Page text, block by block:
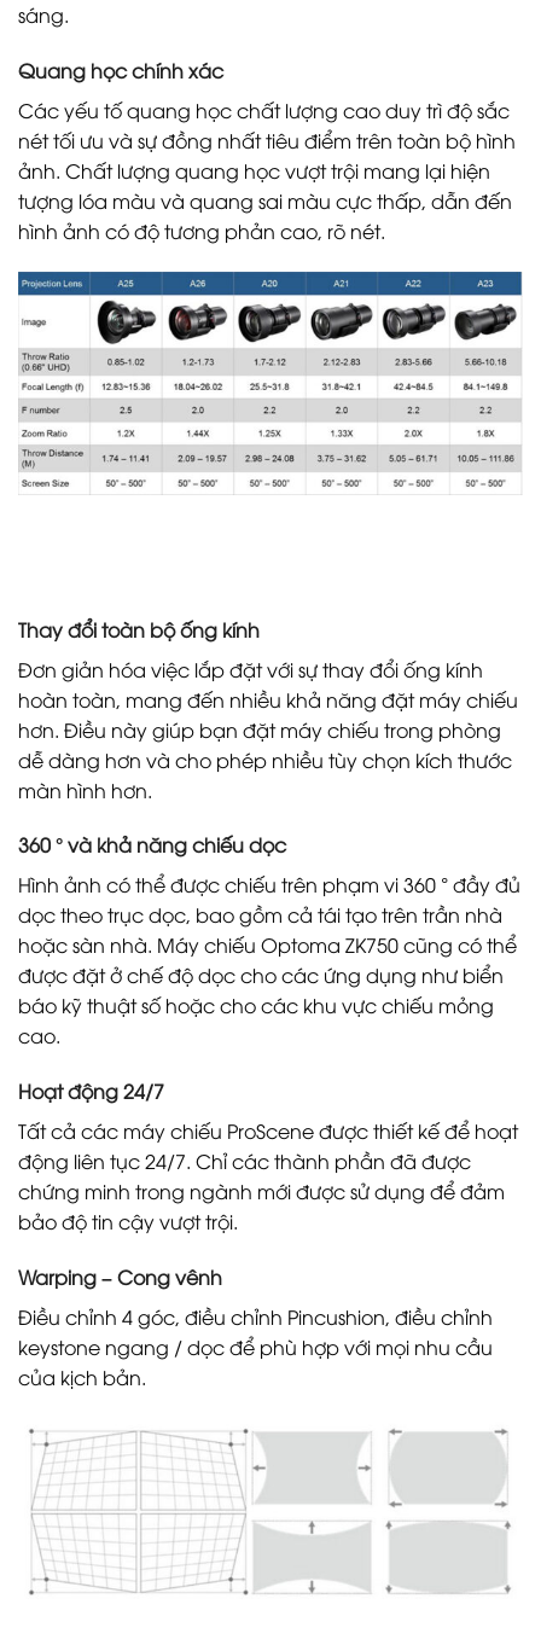
sáng.
Quang học chính xác
Các yếu tố quang học chất lượng cao duy trì độ sắc
nét tối ưu và sự đồng nhất tiêu điểm trên toàn bộ hình
ảnh. Chất lượng quang học vượt trội mang lại hiện
tượng lóa màu và quang sai màu cực thấp, dẫn đến
hình ảnh có độ tương phản cao, rõ nét.
Thay đổi toàn bộ ống kính
Đơn giản hóa việc lắp đặt với sự thay đổi ống kính
hoàn toàn, mang đến nhiều khả năng đặt máy chiếu
hơn. Điều này giúp bạn đặt máy chiếu trong phòng
dễ dàng hơn và cho phép nhiều tùy chọn kích thước
màn hình hơn.
360 ° và khả năng chiếu dọc
Hình ảnh có thể được chiếu trên phạm vi 360 ° đầy đủ
dọc theo trục dọc, bao gồm cả tái tạo trên trần nhà
hoặc sàn nhà. Máy chiếu Optoma ZK750 cũng có thể
được đặt ở chế độ dọc cho các ứng dụng như biển
báo kỹ thuật số hoặc cho các khu vực chiếu mỏng
cao.
Hoạt động 24/7
Tất cả các máy chiếu ProScene được thiết kế để hoạt
động liên tục 24/7. Chỉ các thành phần đã được
chứng minh trong ngành mới được sử dụng để đảm
bảo độ tin cậy vượt trội.
Warping – Cong vênh
Điều chỉnh 4 góc, điều chỉnh Pincushion, điều chỉnh
keystone ngang / dọc để phù hợp với mọi nhu cầu
của kịch bản.